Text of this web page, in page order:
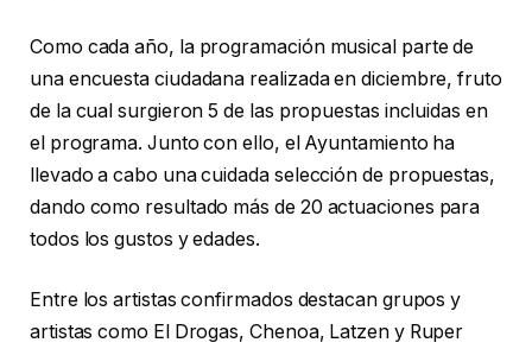
Como cada año, la programación musical parte de
una encuesta ciudadana realizada en diciembre, fruto
de la cual surgieron 5 de las propuestas incluidas en
el programa. Junto con ello, el Ayuntamiento ha
llevado a cabo una cuidada selección de propuestas,
dando como resultado más de 20 actuaciones para
todos los gustos y edades.
Entre los artistas confirmados destacan grupos y
artistas como El Drogas, Chenoa, Latzen y Ruper